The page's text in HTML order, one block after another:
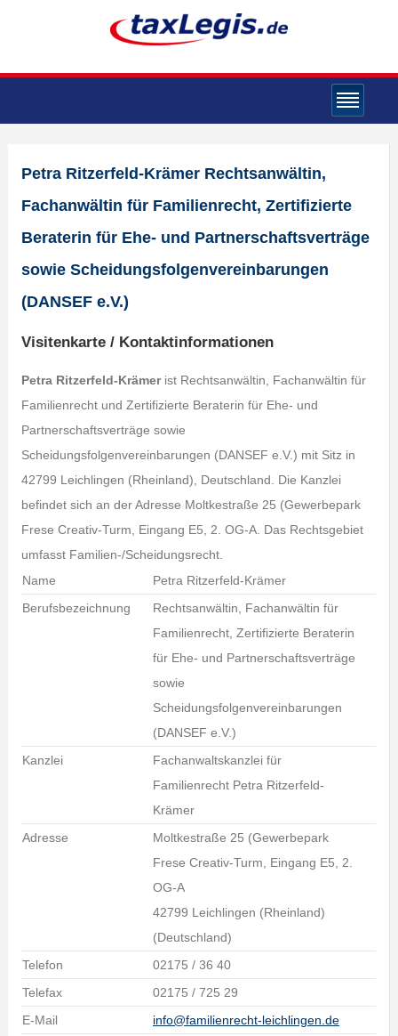
Petra Ritzerfeld-Krämer Rechtsanwältin,
Fachanwältin für Familienrecht, Zertifizierte
Beraterin für Ehe- und Partnerschaftsverträge
sowie Scheidungsfolgenvereinbarungen
(DANSEF e.V.)
Visitenkarte / Kontaktinformationen
Petra Ritzerfeld-Krämerist Rechtsanwältin, Fachanwältin für
Familienrecht und Zertifizierte Beraterin für Ehe- und
Partnerschaftsverträge sowie
Scheidungsfolgenvereinbarungen (DANSEF e.V.) mit Sitz in
42799 Leichlingen (Rheinland), Deutschland. Die Kanzlei
befindet sich an der Adresse Moltkestraße 25 (Gewerbepark
Frese Creativ-Turm, Eingang E5, 2. OG-A. Das Rechtsgebiet
umfasst Familien-/Scheidungsrecht.
Name
Petra Ritzerfeld-Krämer
Berufsbezeichnung
Rechtsanwältin, Fachanwältin für
Familienrecht, Zertifizierte Beraterin
für Ehe- und Partnerschaftsverträge
sowie
Scheidungsfolgenvereinbarungen
(DANSEF e.V.)
Kanzlei
Fachanwaltskanzlei für
Familienrecht Petra Ritzerfeld-
Krämer
Adresse
Moltkestraße 25 (Gewerbepark
Frese Creativ-Turm, Eingang E5, 2.
OG-A
42799 Leichlingen (Rheinland)
(Deutschland)
Telefon
02175 / 36 40
Telefax
02175 / 725 29
E-Mail
info@familienrecht-leichlingen.de